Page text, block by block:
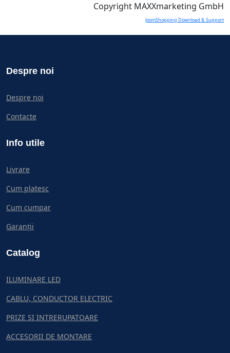
Copyright MAXXmarketing GmbH
JoomShopping Download & Support
Despre noi
Despre noi
Contacte
Info utile
Livrare
Cum platesc
Cum cumpar
Garanții
Catalog
ILUMINARE LED
CABLU, CONDUCTOR ELECTRIC
PRIZE SI INTRERUPATOARE
ACCESORII DE MONTARE